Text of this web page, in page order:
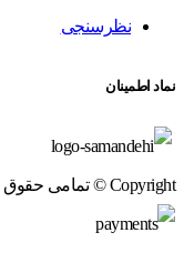
نظرسنجی
نماد اطمینان
Copyright © تمامی حقوق مادی و معنوی وب سایت محفوظ می باشد